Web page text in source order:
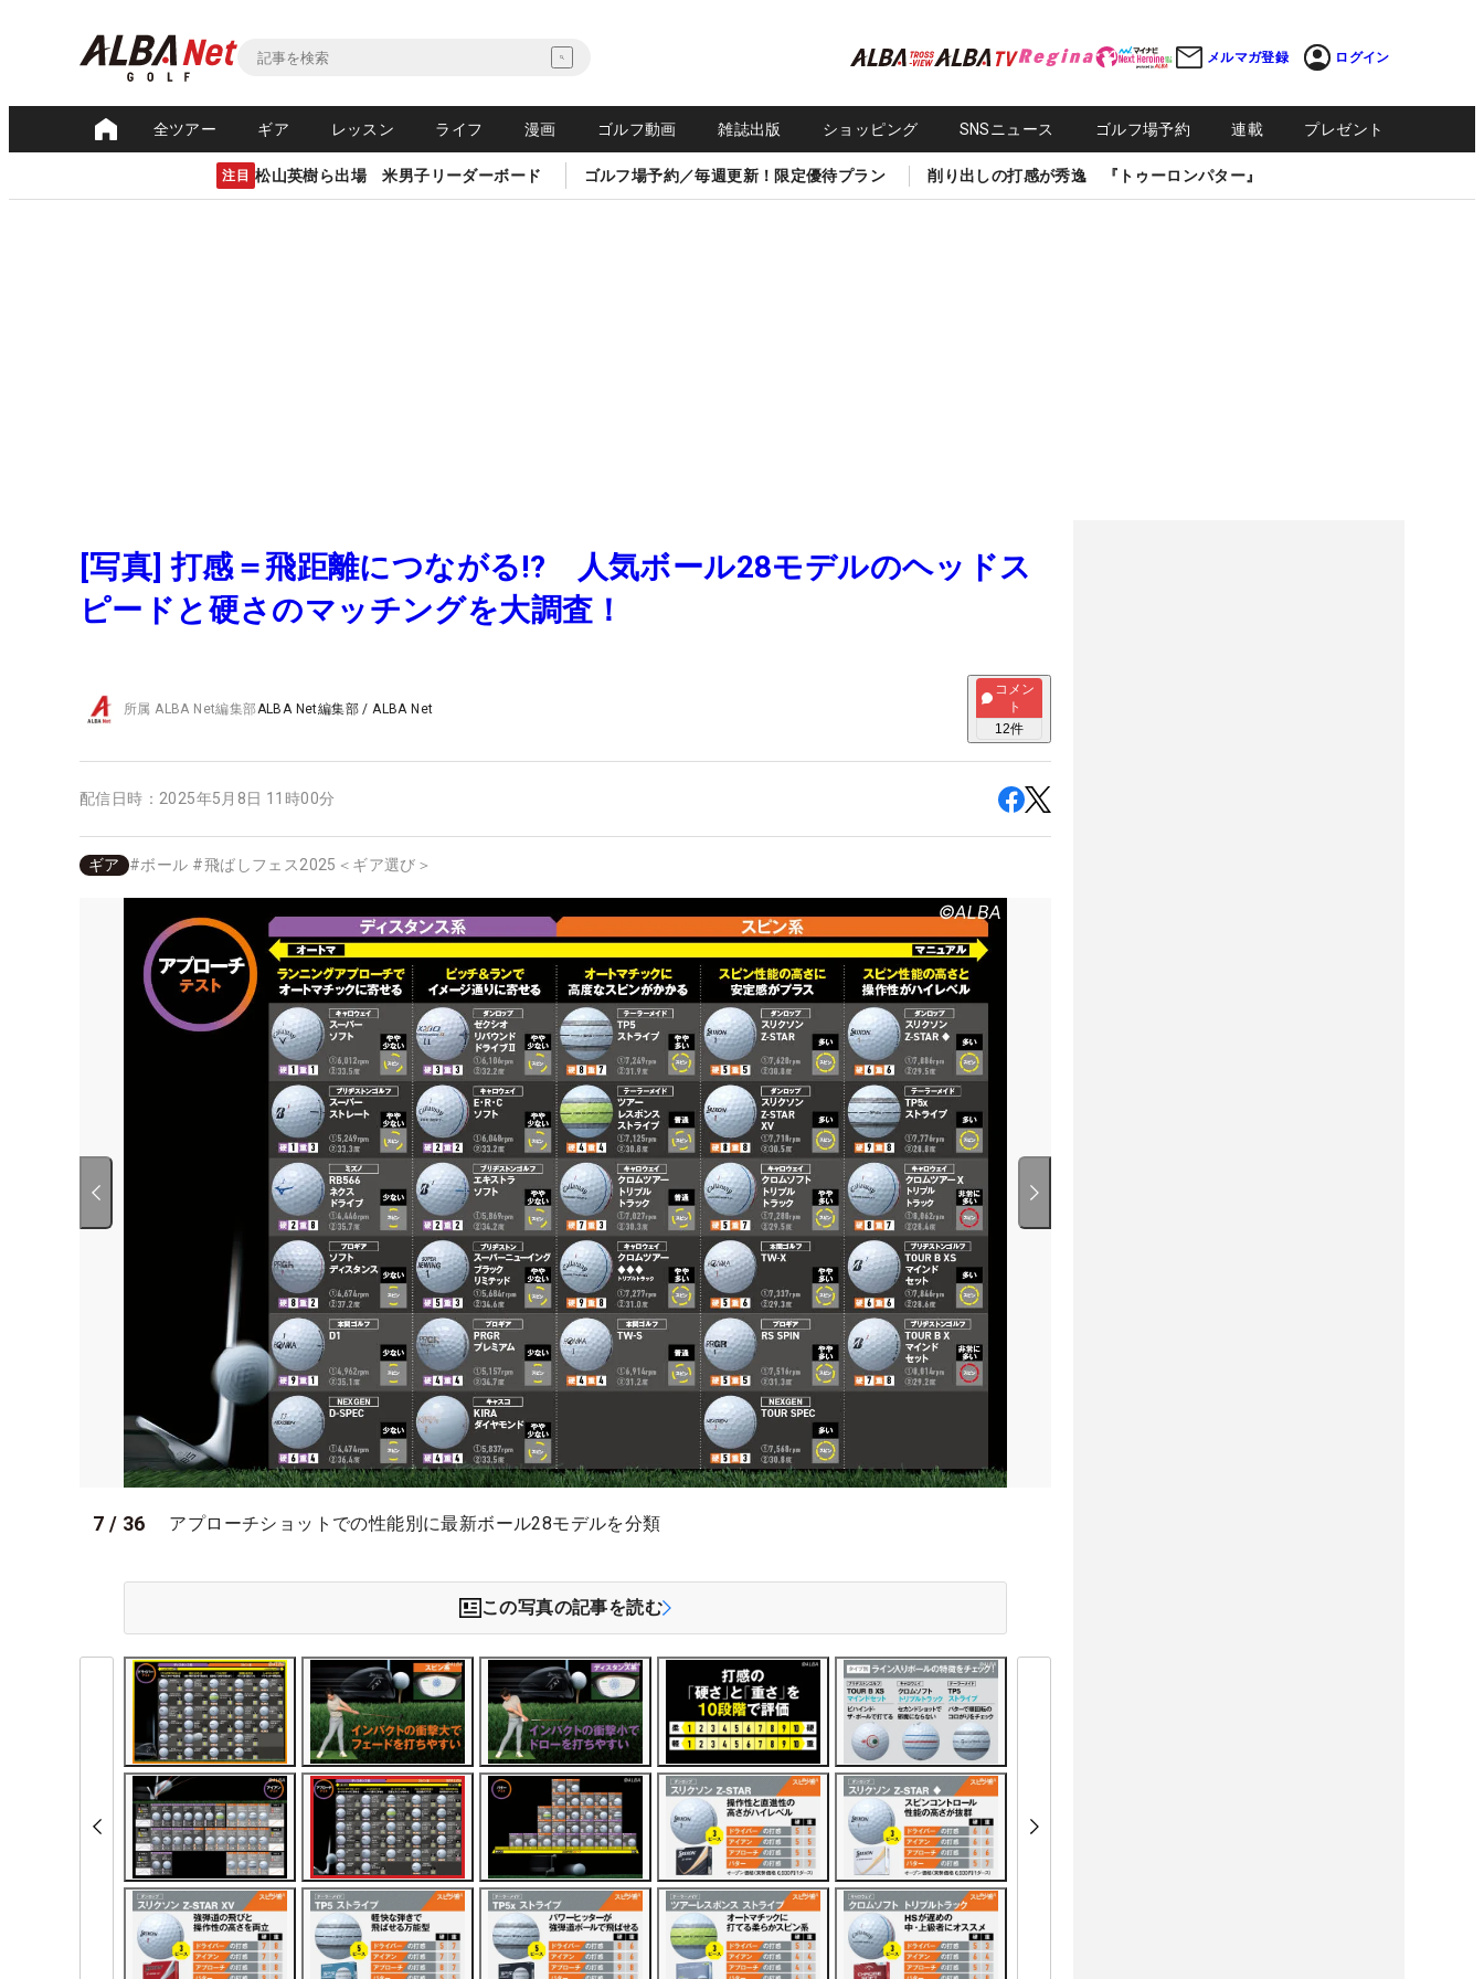
メルマガ登録 ログイン
全ツアー ギア レッスン ライフ 漫画 ゴルフ動画 雑誌出版 ショッピング SNSニュース ゴルフ場予約 連載 プレゼント
注目 松山英樹ら出場 米男子リーダーボード ゴルフ場予約／毎週更新！限定優待プラン 削り出しの打感が秀逸 『トゥーロンパター』
[写真] 打感＝飛距離につながる!? 人気ボール28モデルのヘッドス
ピードと硬さのマッチングを大調査！
所属ALBA Net編集部ALBA Net編集部 /ALBA Net
コメン
ト
12件
配信日時： 2025年5月8日 11時00分
ギア #ボール #飛ばしフェス2025＜ギア選び＞
7 / 36 アプローチショットでの性能別に最新ボール28モデルを分類
この写真の記事を読む